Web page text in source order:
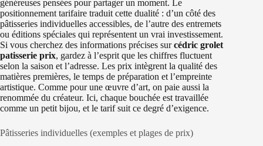
généreuses pensées pour partager un moment. Le
positionnement tarifaire traduit cette dualité : d’un côté des
pâtisseries individuelles accessibles, de l’autre des entremets
ou éditions spéciales qui représentent un vrai investissement.
Si vous cherchez des informations précises surcédric grolet
patisserie prix, gardez à l’esprit que les chiffres fluctuent
selon la saison et l’adresse. Les prix intègrent la qualité des
matières premières, le temps de préparation et l’empreinte
artistique. Comme pour une œuvre d’art, on paie aussi la
renommée du créateur. Ici, chaque bouchée est travaillée
comme un petit bijou, et le tarif suit ce degré d’exigence.
Pâtisseries individuelles (exemples et plages de prix)